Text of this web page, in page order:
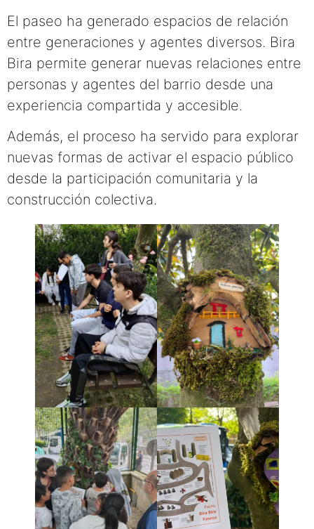
El paseo ha generado espacios de relación
entre generaciones y agentes diversos. Bira
Bira permite generar nuevas relaciones entre
personas y agentes del barrio desde una
experiencia compartida y accesible.
Además, el proceso ha servido para explorar
nuevas formas de activar el espacio público
desde la participación comunitaria y la
construcción colectiva.